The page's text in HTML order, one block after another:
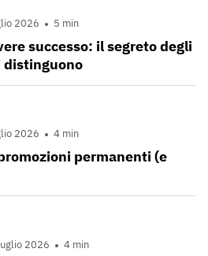
2026 5 min
successo: il segreto degli
distinguono
2026 4 min
permanenti (e
2026 4 min